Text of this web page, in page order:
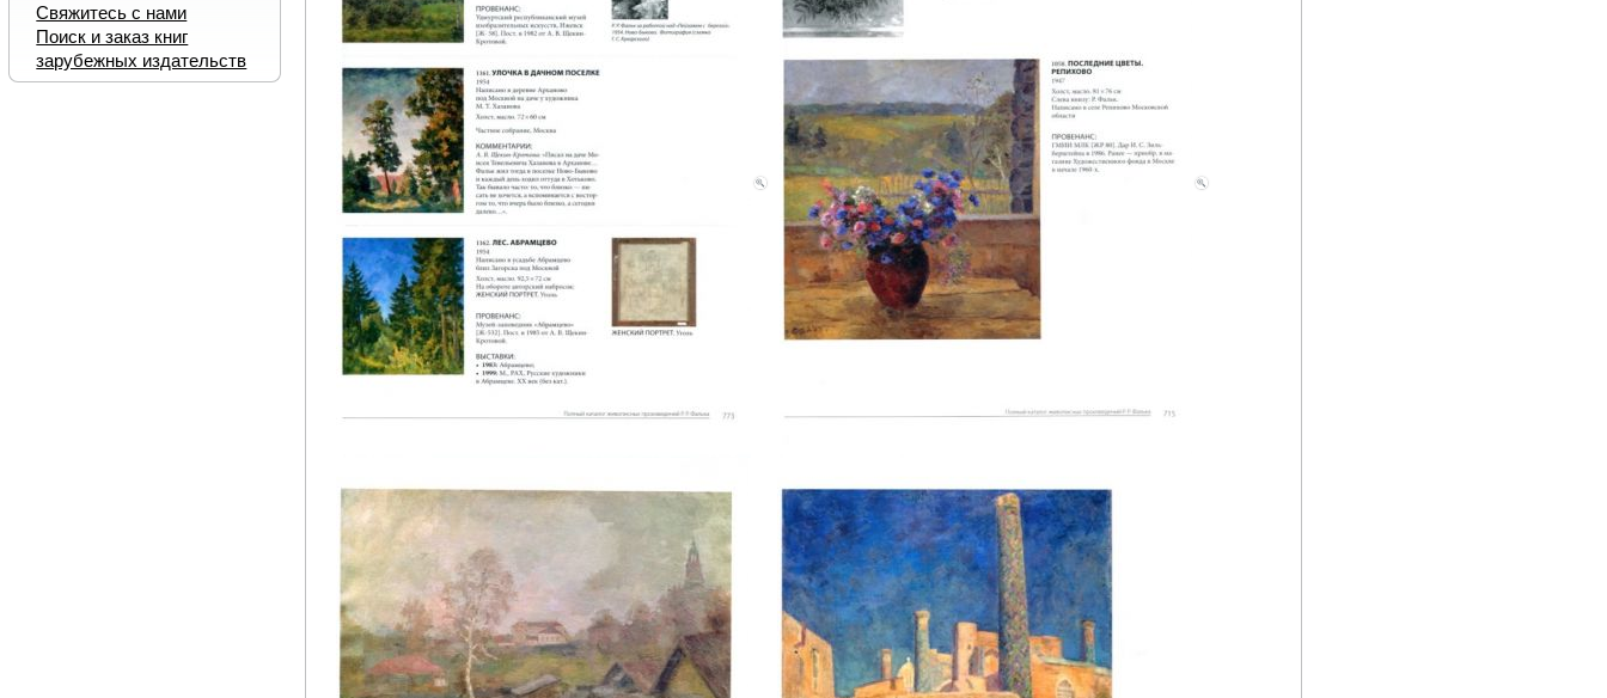
Свяжитесь с нами
Поиск и заказ книг
зарубежных издательств